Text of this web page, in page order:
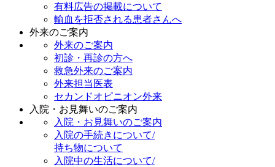
有料広告の掲載について
輸血を拒否される患者さんへ
外来のご案内
外来のご案内
初診・再診の方へ
救急外来のご案内
外来担当医表
セカンドオピニオン外来
入院・お見舞いのご案内
入院・お見舞いのご案内
入院の手続きについて/
持ち物について
入院中の生活について/